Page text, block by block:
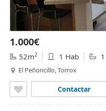
1.000€
52m2 1 Hab
El Peñoncillo, Torrox
Contactar